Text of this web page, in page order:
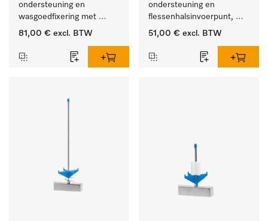
ondersteuning en
wasgoedfixering met
vergr., Ø 6, lengte
81,00 € excl. BTW
ondersteuning en
flessenhalsinvoerpunt,
ster, Ø 6, lengte 135 mm.
51,00 € excl. BTW